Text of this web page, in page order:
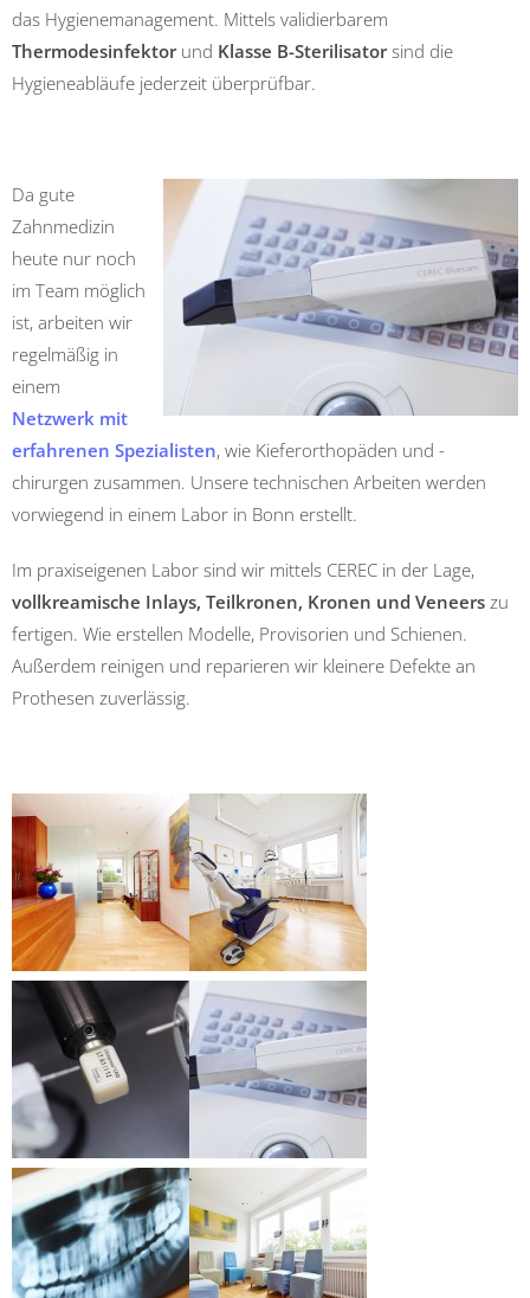
das Hygienemanagement. Mittels validierbarem
Thermodesinfektor und Klasse B-Sterilisatorsind die
Hygieneabläufe jederzeit überprüfbar.
Da gute
Zahnmedizin
heute nur noch
im Team möglich
ist, arbeiten wir
regelmäßig in
einem
Netzwerk mit
erfahrenen Spezialisten, wie Kieferorthopäden und -
chirurgen zusammen. Unsere technischen Arbeiten werden
vorwiegend in einem Labor in Bonn erstellt.
Im praxiseigenen Labor sind wir mittels CEREC in der Lage,
vollkreamische Inlays, Teilkronen, Kronen und Veneers zu
fertigen. Wie erstellen Modelle, Provisorien und Schienen.
Außerdem reinigen und reparieren wir kleinere Defekte an
Prothesen zuverlässig.